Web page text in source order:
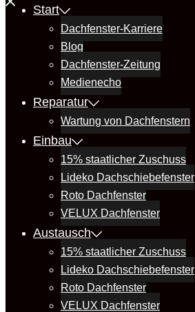
Start
Dachfenster-Karriere
Blog
Dachfenster-Zeitung
Medienecho
Reparatur
Wartung von Dachfenstern
Einbau
15% staatlicher Zuschuss
Lideko Dachschiebefenster
Roto Dachfenster
VELUX Dachfenster
Austausch
15% staatlicher Zuschuss
Lideko Dachschiebefenster
Roto Dachfenster
VELUX Dachfenster